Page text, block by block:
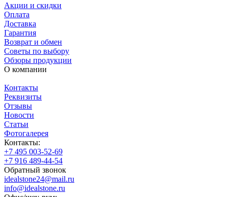
Акции и скидки
Оплата
Доставка
Гарантия
Возврат и обмен
Советы по выбору
Обзоры продукции
О компании
Контакты
Реквизиты
Отзывы
Новости
Статьи
Фотогалерея
Контакты:
+7 495 003-52-69
+7 916 489-44-54
Обратный звонок
idealstone24@mail.ru
info@idealstone.ru